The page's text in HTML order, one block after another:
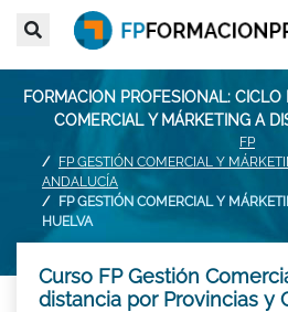
FORMACION PROFESIONAL:
COMERCIAL Y MÁRKETING A
FP
FP GESTIÓN COMERCIAL Y
ANDALUCÍA
FP GESTIÓN COMERCIAL Y
HUELVA
Curso FP Gestión
distancia por Provincias y